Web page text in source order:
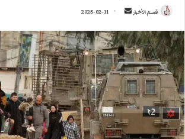
قسم الأخبار
س
ل
ب
ي
ا
2025-02-11